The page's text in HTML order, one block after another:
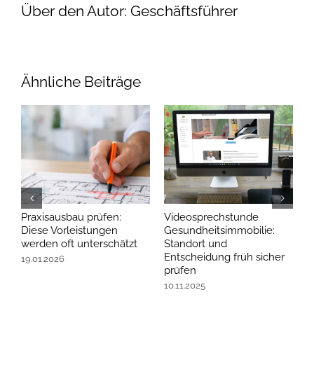
Über den Autor: Geschäftsführer
Ähnliche Beiträge
Praxisausbau prüfen:
Diese Vorleistungen
werden oft unterschätzt
19.01.2026
Videosprechstunde
Gesundheitsimmobilie:
Standort und
Entscheidung früh sicher
prüfen
10.11.2025